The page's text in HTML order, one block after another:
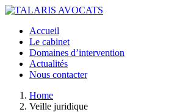
Accueil
Le cabinet
Domaines d’intervention
Actualités
Nous contacter
Home
Veille juridique